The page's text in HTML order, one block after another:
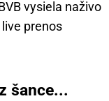
vysiela naživo
prenos
šance...